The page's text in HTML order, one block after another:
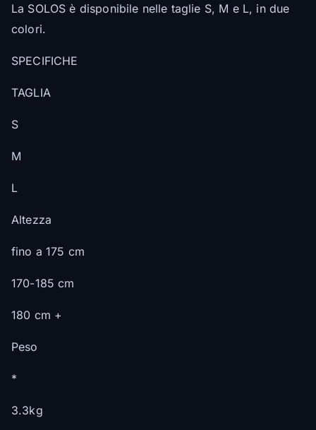
La SOLOS è disponibile nelle taglie S, M e L, in due
colori.
SPECIFICHE
TAGLIA
S
M
L
Altezza
fino a 175 cm
170-185 cm
180 cm +
Peso
*
3.3kg